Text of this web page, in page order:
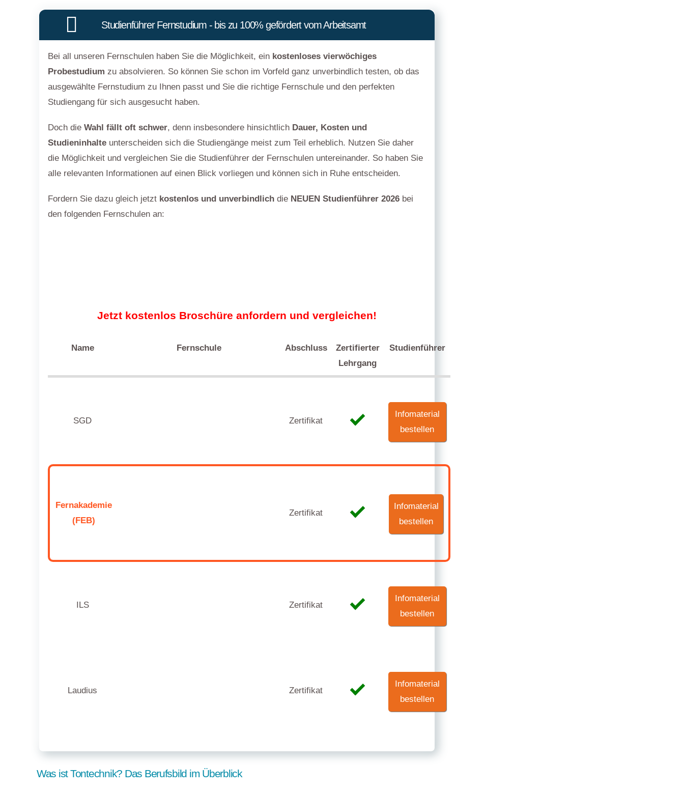
Studienführer Fernstudium - bis zu 100% gefördert vom Arbeitsamt
Bei all unseren Fernschulen haben Sie die Möglichkeit, ein kostenloses vierwöchiges
Probestudium zu absolvieren. So können Sie schon im Vorfeld ganz unverbindlich testen, ob das
ausgewählte Fernstudium zu Ihnen passt und Sie die richtige Fernschule und den perfekten
Studiengang für sich ausgesucht haben.
Doch dieWahl fällt oft schwer, denn insbesondere hinsichtlich Dauer, Kosten und
Studieninhalte unterscheiden sich die Studiengänge meist zum Teil erheblich. Nutzen Sie daher
die Möglichkeit und vergleichen Sie die Studienführer der Fernschulen untereinander. So haben Sie
alle relevanten Informationen auf einen Blick vorliegen und können sich in Ruhe entscheiden.
Fordern Sie dazu gleich jetzt kostenlos und unverbindlich die NEUEN Studienführer 2026 bei
den folgenden Fernschulen an:
Jetzt kostenlos Broschüre anfordern und vergleichen!
Name Fernschule Abschluss
Zertifierter
Lehrgang
Studienführer
SGD Zertifikat
Infomaterial
bestellen
Fernakademie
(FEB)
Zertifikat
Infomaterial
bestellen
ILS Zertifikat
Infomaterial
bestellen
Laudius Zertifikat
Infomaterial
bestellen
Was ist Tontechnik? Das Berufsbild im Überblick